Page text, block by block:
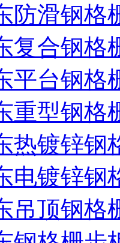
防滑钢格
复合钢格
平台钢格
重型钢格
热镀锌钢
电镀锌钢
吊顶钢格